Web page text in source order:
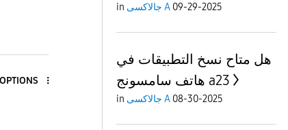
OPTIONS
in جالاكسى A 09-29-2025
هل متاح نسخ التطبيقات في
هاتف سامسونج a23
in جالاكسى A 08-30-2025